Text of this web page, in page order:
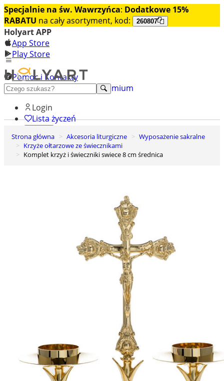
Specjalnie na św. Wawrzyńca: Dodatkowe 15%
RABATU na cały asortyment, kod: 260807
Holyart APP
App Store
Play Store
Pomoc i Kontakty
+48 222 922 860
Odkryj premium
Login
Lista życzeń
0
Koszyk
Strona główna Akcesoria liturgiczne
Wyposażenie sakralne
Krzyże ołtarzowe ze świecznikami
Komplet krzyż i świeczniki swiece 8 cm średnica